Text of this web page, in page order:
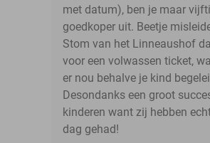
met datum), ben je maar
goedkoper uit. Beetje
Stom van het Linneaushof
voor een volwassen ticket,
er nou behalve je kind
Desondanks een groot
kinderen want zij hebben
dag gehad!